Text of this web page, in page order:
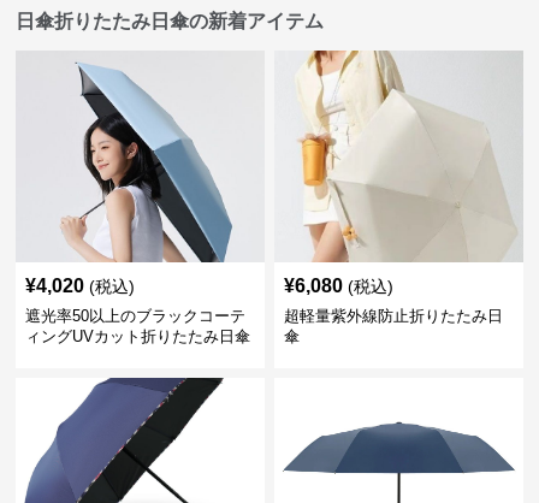
日傘折りたたみ日傘の新着アイテム
¥4,020 (税込)
遮光率50以上のブラックコーテ
ィングUVカット折りたたみ日傘
¥6,080 (税込)
超軽量紫外線防止折りたたみ日
傘